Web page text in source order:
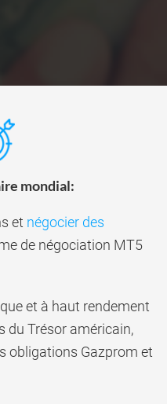
mondial:
et négocier des
de négociation MT5
et à haut rendement
du Trésor américain,
obligations Gazprom et